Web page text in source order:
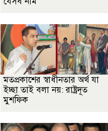
মতপ্রকাশের স্বাধীনতার অর্থ যা
ইচ্ছা তাই বলা নয়: রাষ্ট্রদূত
মুশফিক